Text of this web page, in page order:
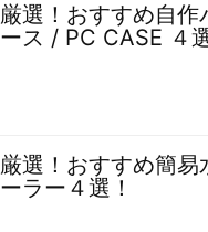
厳選！おすすめ自作
ース / PC CASE ４
厳選！おすすめ簡易
ーラー４選！